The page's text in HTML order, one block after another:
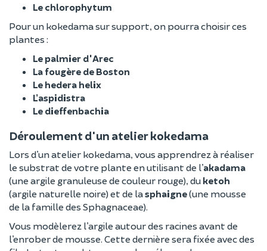
Le chlorophytum
Pour un kokedama sur support, on pourra choisir ces
plantes :
Le palmier d'Arec
La fougère de Boston
Le hedera helix
L’aspidistra
Le dieffenbachia
Déroulement d'un atelier kokedama
Lors d’un atelier kokedama, vous apprendrez à réaliser
le substrat de votre plante en utilisant de l’akadama
(une argile granuleuse de couleur rouge), du ketoh
(argile naturelle noire) et de lasphaigne(une mousse
de la famille des Sphagnaceae).
Vous modèlerez l’argile autour des racines avant de
l’enrober de mousse. Cette dernière sera fixée avec des